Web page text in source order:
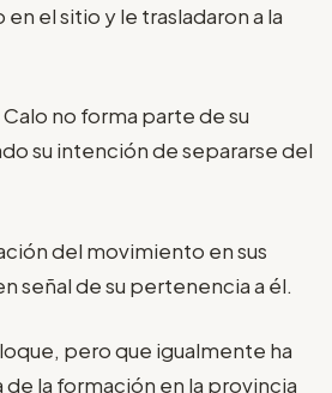
el sitio y le trasladaron a la
no forma parte de su
su intención de separarse del
del movimiento en sus
señal de su pertenencia a él.
pero que igualmente ha
la formación en la provincia